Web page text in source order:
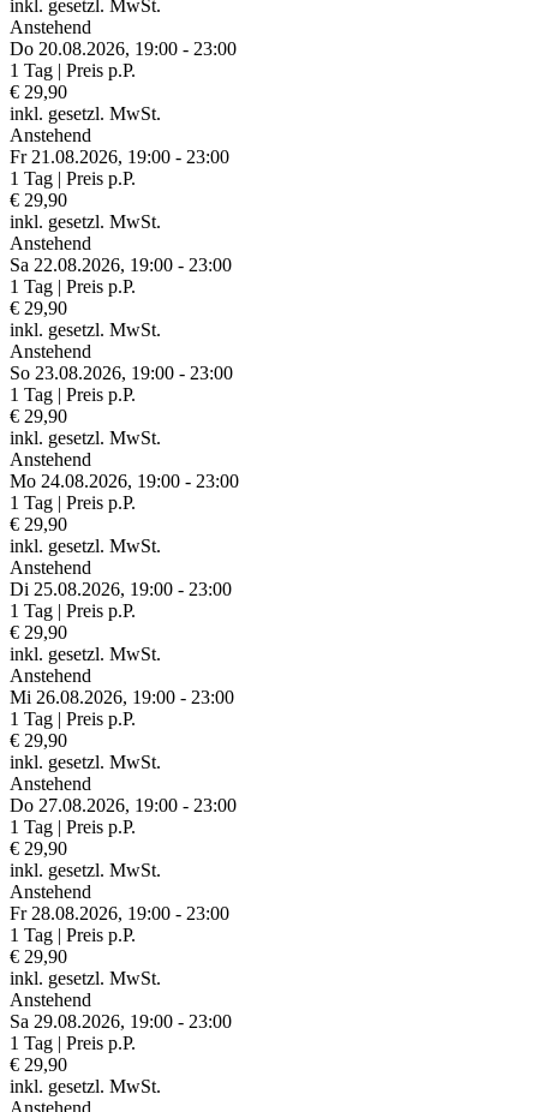
inkl. gesetzl. MwSt.
Anstehend
Do 20.08.2026, 19:00 - 23:00
1 Tag | Preis p.P.
€ 29,90
inkl. gesetzl. MwSt.
Anstehend
Fr 21.08.2026, 19:00 - 23:00
1 Tag | Preis p.P.
€ 29,90
inkl. gesetzl. MwSt.
Anstehend
Sa 22.08.2026, 19:00 - 23:00
1 Tag | Preis p.P.
€ 29,90
inkl. gesetzl. MwSt.
Anstehend
So 23.08.2026, 19:00 - 23:00
1 Tag | Preis p.P.
€ 29,90
inkl. gesetzl. MwSt.
Anstehend
Mo 24.08.2026, 19:00 - 23:00
1 Tag | Preis p.P.
€ 29,90
inkl. gesetzl. MwSt.
Anstehend
Di 25.08.2026, 19:00 - 23:00
1 Tag | Preis p.P.
€ 29,90
inkl. gesetzl. MwSt.
Anstehend
Mi 26.08.2026, 19:00 - 23:00
1 Tag | Preis p.P.
€ 29,90
inkl. gesetzl. MwSt.
Anstehend
Do 27.08.2026, 19:00 - 23:00
1 Tag | Preis p.P.
€ 29,90
inkl. gesetzl. MwSt.
Anstehend
Fr 28.08.2026, 19:00 - 23:00
1 Tag | Preis p.P.
€ 29,90
inkl. gesetzl. MwSt.
Anstehend
Sa 29.08.2026, 19:00 - 23:00
1 Tag | Preis p.P.
€ 29,90
inkl. gesetzl. MwSt.
Anstehend